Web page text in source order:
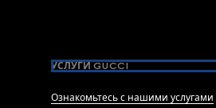
УСЛУГИ GUCCI
Ознакомьтесь с нашими услугами